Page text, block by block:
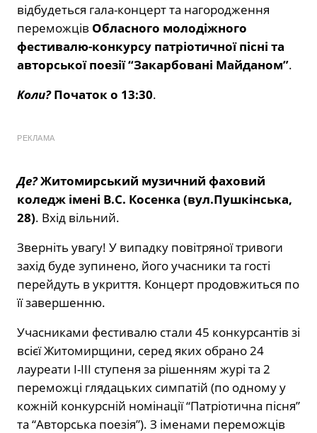
відбудеться гала-концерт та нагородження
переможців Обласного молодіжного
фестивалю-конкурсу патріотичної пісні та
авторської поезії “Закарбовані Майданом”.
Коли? Початок о 13:30.
РЕКЛАМА
Де?Житомирський музичний фаховий
коледж імені В.С. Косенка (вул.Пушкінська,
28). Вхід вільний.
Зверніть увагу! У випадку повітряної тривоги
захід буде зупинено, його учасники та гості
перейдуть в укриття. Концерт продовжиться по
її завершенню.
Учасниками фестивалю стали 45 конкурсантів зі
всієї Житомирщини, серед яких обрано 24
лауреати І-ІІІ ступеня за рішенням журі та 2
переможці глядацьких симпатій (по одному у
кожній конкурсній номінації “Патріотична пісня”
та “Авторська поезія”). З іменами переможців